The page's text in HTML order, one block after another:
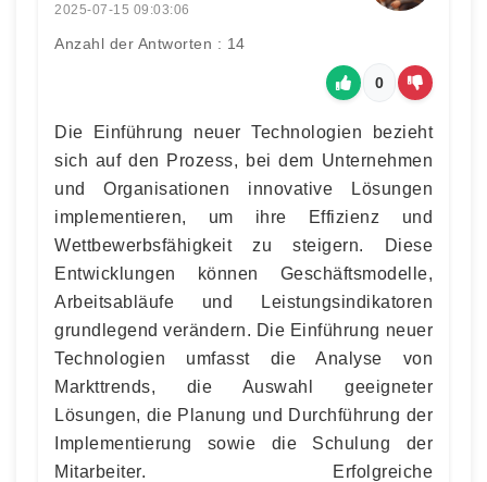
2025-07-15 09:03:06
Anzahl der Antworten : 14
0
Die Einführung neuer Technologien bezieht
sich auf den Prozess, bei dem Unternehmen
und Organisationen innovative Lösungen
implementieren, um ihre Effizienz und
Wettbewerbsfähigkeit zu steigern. Diese
Entwicklungen können Geschäftsmodelle,
Arbeitsabläufe und Leistungsindikatoren
grundlegend verändern. Die Einführung neuer
Technologien umfasst die Analyse von
Markttrends, die Auswahl geeigneter
Lösungen, die Planung und Durchführung der
Implementierung sowie die Schulung der
Mitarbeiter. Erfolgreiche